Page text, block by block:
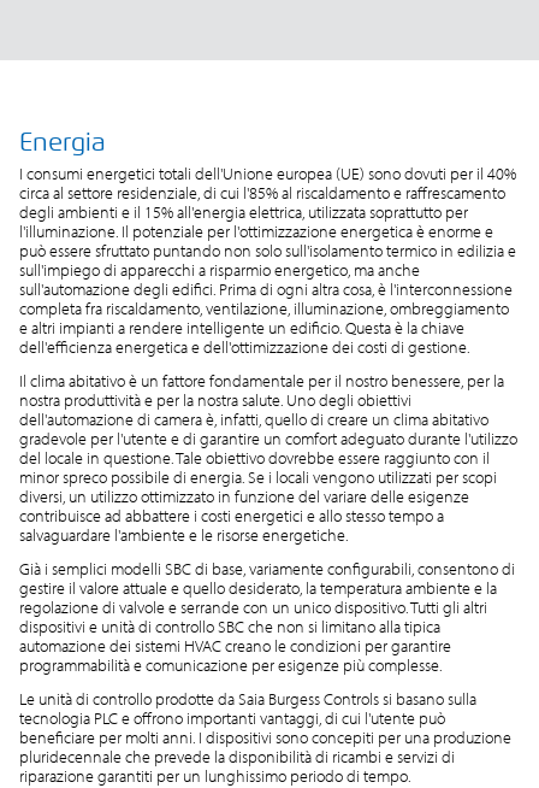
Energia
I consumi energetici totali dell'Unione europea (UE) sono dovuti per il 40%
circa al settore residenziale, di cui l'85% al riscaldamento e raffrescamento
degli ambienti e il 15% all'energia elettrica, utilizzata soprattutto per
l'illuminazione. Il potenziale per l'ottimizzazione energetica è enorme e
può essere sfruttato puntando non solo sull'isolamento termico in edilizia e
sull'impiego di apparecchi a risparmio energetico, ma anche
sull'automazione degli edifici. Prima di ogni altra cosa, è l'interconnessione
completa fra riscaldamento, ventilazione, illuminazione, ombreggiamento
e altri impianti a rendere intelligente un edificio. Questa è la chiave
dell'efficienza energetica e dell'ottimizzazione dei costi di gestione.
Il clima abitativo è un fattore fondamentale per il nostro benessere, per la
nostra produttività e per la nostra salute. Uno degli obiettivi
dell'automazione di camera è, infatti, quello di creare un clima abitativo
gradevole per l'utente e di garantire un comfort adeguato durante l'utilizzo
del locale in questione. Tale obiettivo dovrebbe essere raggiunto con il
minor spreco possibile di energia. Se i locali vengono utilizzati per scopi
diversi, un utilizzo ottimizzato in funzione del variare delle esigenze
contribuisce ad abbattere i costi energetici e allo stesso tempo a
salvaguardare l'ambiente e le risorse energetiche.
Già i semplici modelli SBC di base, variamente configurabili, consentono di
gestire il valore attuale e quello desiderato, la temperatura ambiente e la
regolazione di valvole e serrande con un unico dispositivo. Tutti gli altri
dispositivi e unità di controllo SBC che non si limitano alla tipica
automazione dei sistemi HVAC creano le condizioni per garantire
programmabilità e comunicazione per esigenze più complesse.
Le unità di controllo prodotte da Saia Burgess Controls si basano sulla
tecnologia PLC e offrono importanti vantaggi, di cui l'utente può
beneficiare per molti anni. I dispositivi sono concepiti per una produzione
pluridecennale che prevede la disponibilità di ricambi e servizi di
riparazione garantiti per un lunghissimo periodo di tempo.